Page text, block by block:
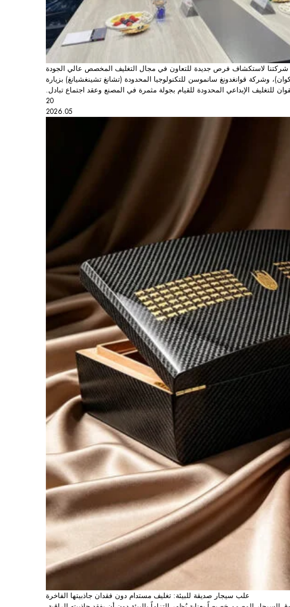
لاستكشاف فرص جديدة للتعاون في مجال التغليف المخصص عالي الجودة
وشركة قوانغدونغ سانموسن للتكنولوجيا المحدودة (تشانغ تشينغشيانغ) بزيارة
للتغليف الإبداعي المحدودة للقيام بجولة مثمرة في المصنع وعقد اجتماع تبادل.
20
2026.05
علب سيجار صديقة للبيئة: تغليف مستدام دون فقدان جاذبيتها الفاخرة
فيسبوك
يوتيوب
لينكد إن
تيك توك
واتساب
انستغرام